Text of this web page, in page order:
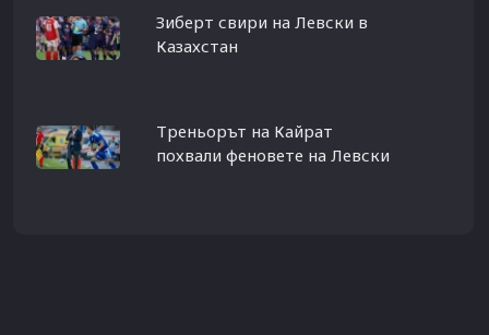
Зиберт свири на Левски в
Казахстан
Треньорът на Кайрат
похвали феновете на Левски